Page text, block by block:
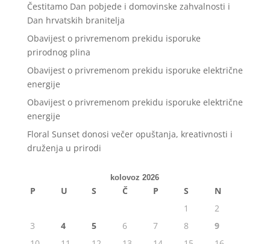
Čestitamo Dan pobjede i domovinske zahvalnosti i
Dan hrvatskih branitelja
Obavijest o privremenom prekidu isporuke
prirodnog plina
Obavijest o privremenom prekidu isporuke električne
energije
Obavijest o privremenom prekidu isporuke električne
energije
Floral Sunset donosi večer opuštanja, kreativnosti i
druženja u prirodi
kolovoz 2026
P U S Č P S
N
1
2
3
4 5 6 7 8
9